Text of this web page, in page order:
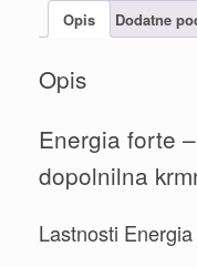
Opis Dodatne
Opis
Energia forte
dopolnilna
Lastnosti